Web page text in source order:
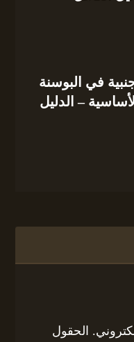
في البوسنة
– الدليل
الحقول